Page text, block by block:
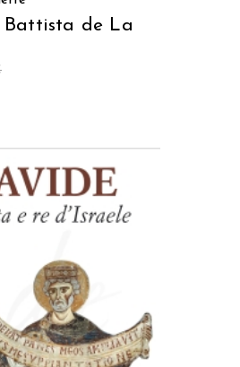
Battista de La
AL CARRELLO